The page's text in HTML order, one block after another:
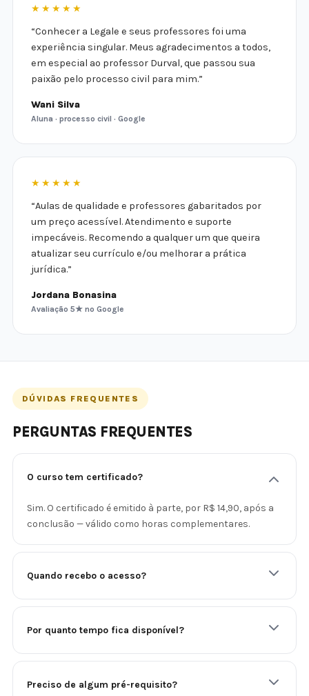
★★★★★
“Conhecer a Legale e seus professores foi uma
experiência singular. Meus agradecimentos a todos,
em especial ao professor Durval, que passou sua
paixão pelo processo civil para mim.”
Wani Silva
Aluna · processo civil · Google
★★★★★
“Aulas de qualidade e professores gabaritados por
um preço acessível. Atendimento e suporte
impecáveis. Recomendo a qualquer um que queira
atualizar seu currículo e/ou melhorar a prática
jurídica.”
Jordana Bonasina
Avaliação 5★ no Google
DÚVIDAS FREQUENTES
PERGUNTAS FREQUENTES
O curso tem certificado?
Sim. O certificado é emitido à parte, por R$ 14,90, após a
conclusão — válido como horas complementares.
Quando recebo o acesso?
Por quanto tempo fica disponível?
Preciso de algum pré-requisito?